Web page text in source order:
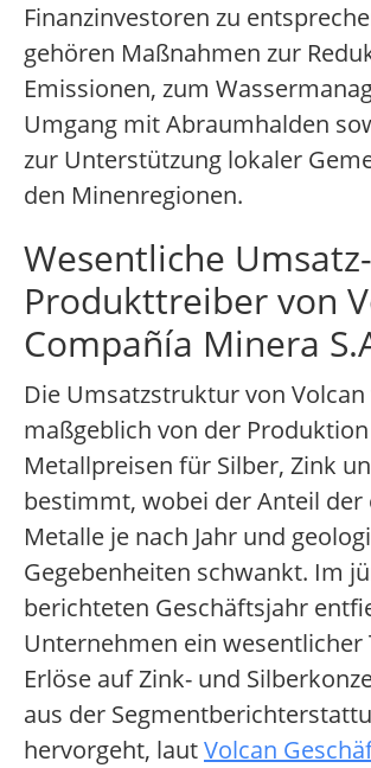
Finanzinvestoren zu
gehören Maßnahmen zur
Emissionen, zum
Umgang mit Abraumhalden
zur Unterstützung lokaler
den Minenregionen.
Wesentliche
Produkttreiber von
Compañía Minera
Die Umsatzstruktur von
maßgeblich von der
Metallpreisen für Silber, Zink
bestimmt, wobei der Anteil der
Metalle je nach Jahr und
Gegebenheiten schwankt. Im
berichteten Geschäftsjahr
Unternehmen ein wesentlicher
Erlöse auf Zink- und
aus der
hervorgeht, lautVolcan